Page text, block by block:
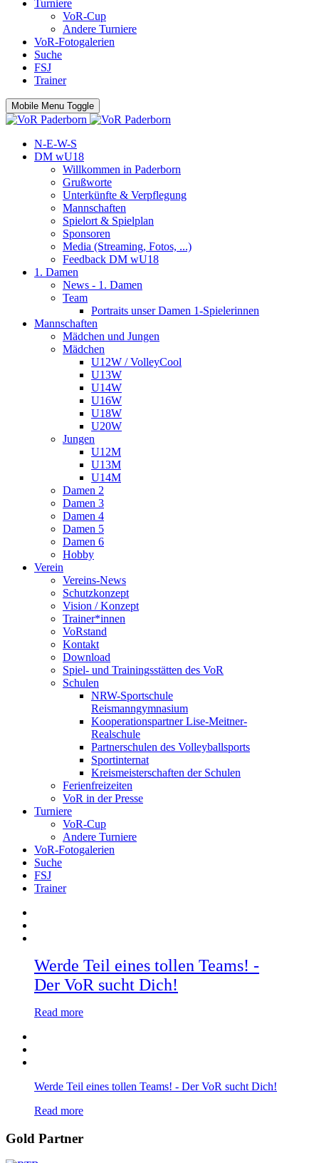
Turniere
VoR-Cup
Andere Turniere
VoR-Fotogalerien
Suche
FSJ
Trainer
Mobile Menu Toggle
N-E-W-S
DM wU18
Willkommen in Paderborn
Grußworte
Unterkünfte & Verpflegung
Mannschaften
Spielort & Spielplan
Sponsoren
Media (Streaming, Fotos, ...)
Feedback DM wU18
1. Damen
News - 1. Damen
Team
Portraits unser Damen 1-Spielerinnen
Mannschaften
Mädchen und Jungen
Mädchen
U12W / VolleyCool
U13W
U14W
U16W
U18W
U20W
Jungen
U12M
U13M
U14M
Damen 2
Damen 3
Damen 4
Damen 5
Damen 6
Hobby
Verein
Vereins-News
Schutzkonzept
Vision / Konzept
Trainer*innen
VoRstand
Kontakt
Download
Spiel- und Trainingsstätten des VoR
Schulen
NRW-Sportschule
Reismanngymnasium
Kooperationspartner Lise-Meitner-
Realschule
Partnerschulen des Volleyballsports
Sportinternat
Kreismeisterschaften der Schulen
Ferienfreizeiten
VoR in der Presse
Turniere
VoR-Cup
Andere Turniere
VoR-Fotogalerien
Suche
FSJ
Trainer
Werde Teil eines tollen Teams! -
Der VoR sucht Dich!
Read more
Werde Teil eines tollen Teams! - Der VoR sucht Dich!
Read more
Gold Partner